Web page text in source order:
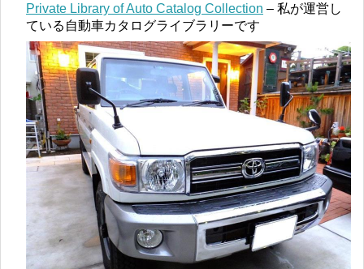
Private Library of Auto Catalog Collection – 私が運営し
ている自動車カタログライブラリーです